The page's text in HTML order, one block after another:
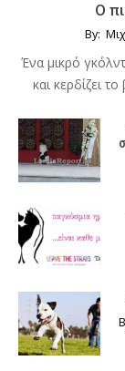
Ο
By:
Ένα μικρό
και κερδίζει